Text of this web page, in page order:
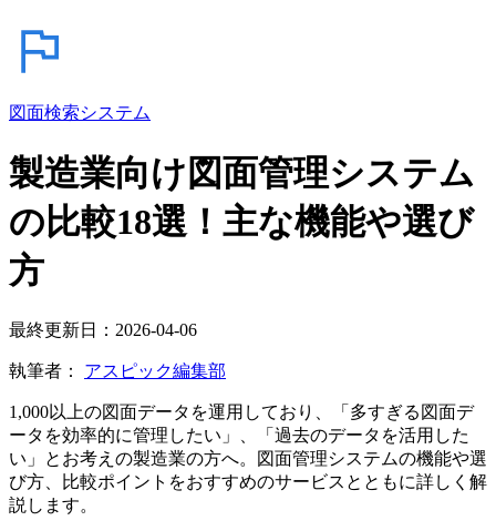
図面検索システム
製造業向け図面管理システム
の比較18選！主な機能や選び
方
最終更新日：2026-04-06
執筆者： アスピック編集部
1,000以上の図面データを運用しており、「多すぎる図面デ
ータを効率的に管理したい」、「過去のデータを活用した
い」とお考えの製造業の方へ。図面管理システムの機能や選
び方、比較ポイントをおすすめのサービスとともに詳しく解
説します。